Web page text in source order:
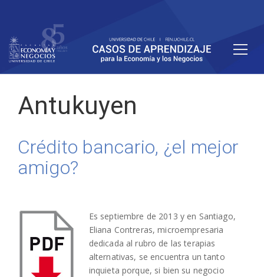
Antukuyen
Crédito bancario, ¿el mejor
amigo?
Es septiembre de 2013 y en Santiago,
Eliana Contreras, microempresaria
dedicada al rubro de las terapias
alternativas, se encuentra un tanto
inquieta porque, si bien su negocio